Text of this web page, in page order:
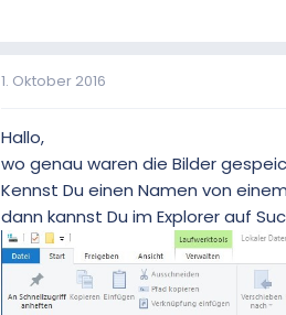
1. Oktober 2016
Hallo,
wo genau waren die Bilder
Kennst Du einen Namen von
dann kannst Du im Explorer auf